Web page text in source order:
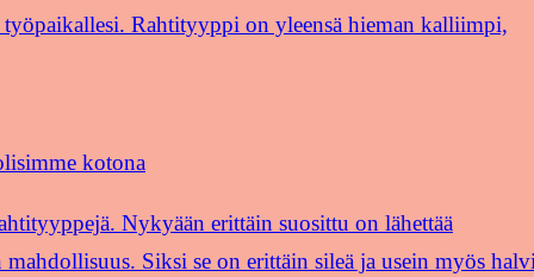
Rahtityyppi on yleensä hieman kalliimpi,
kotona
Nykyään erittäin suosittu on lähettää
Siksi se on erittäin sileä ja usein myös